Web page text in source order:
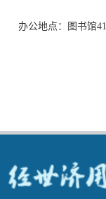
办公地点：图书馆